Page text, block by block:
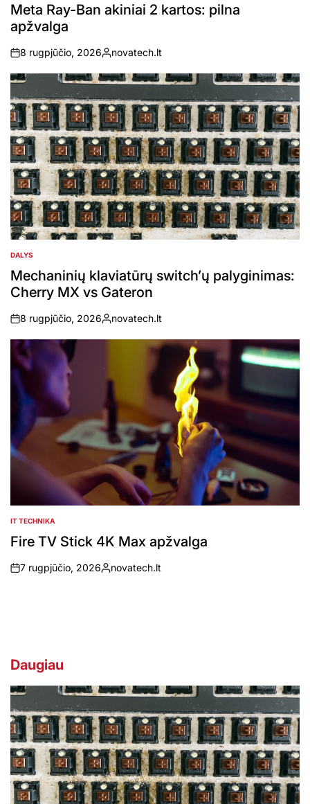
IN
Meta Ray-Ban akiniai 2 kartos: pilna
apžvalga
on
8 rugpjūčio, 2026
Posted
by
novatech.lt
POSTED
IN
DALYS
Mechaninių klaviatūrų switch’ų palyginimas:
Cherry MX vs Gateron
on
8 rugpjūčio, 2026
Posted
by
novatech.lt
POSTED
IN
IT TECHNIKA
Fire TV Stick 4K Max apžvalga
on
7 rugpjūčio, 2026
Posted
novatech.lt
Daugiau